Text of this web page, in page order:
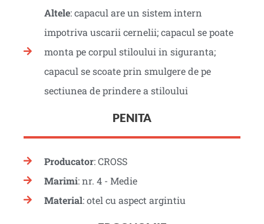
Altele: capacul are un sistem intern
impotriva uscarii cernelii; capacul se poate
monta pe corpul stiloului in siguranta;
capacul se scoate prin smulgere de pe
sectiunea de prindere a stiloului
PENITA
Producator: CROSS
Marimi: nr. 4 - Medie
Material: otel cu aspect argintiu